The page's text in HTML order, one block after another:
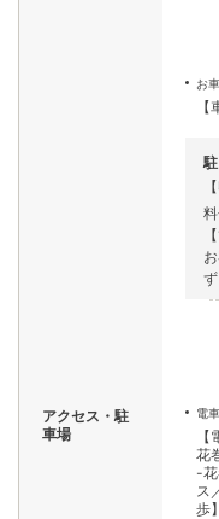
アクセス・駐
車場
お
電
花
-
ス
歩